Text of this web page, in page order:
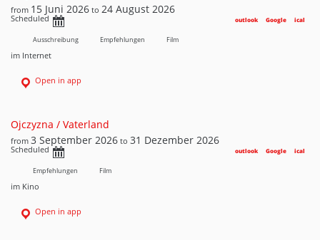
from 15 Juni 2026 to 24 August 2026
Scheduled ical
Google
outlook
Ausschreibung Empfehlungen Film
im Internet
Open in app
Ojczyzna / Vaterland
from 3 September 2026 to 31 Dezember 2026
Scheduled ical
Google
outlook
Empfehlungen Film
im Kino
Open in app